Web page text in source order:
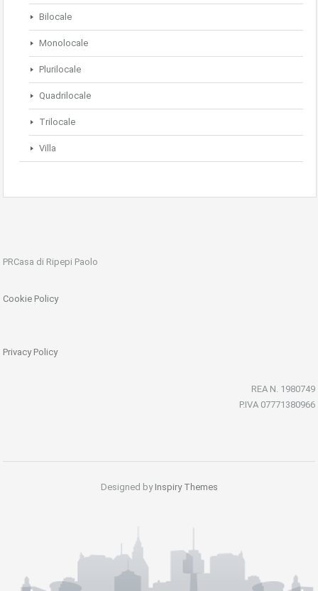
Bilocale
Monolocale
Plurilocale
Quadrilocale
Trilocale
Villa
PRCasa di Ripepi Paolo
Cookie Policy
Privacy Policy
REA N. 1980749
P.IVA 07771380966
Designed by Inspiry Themes